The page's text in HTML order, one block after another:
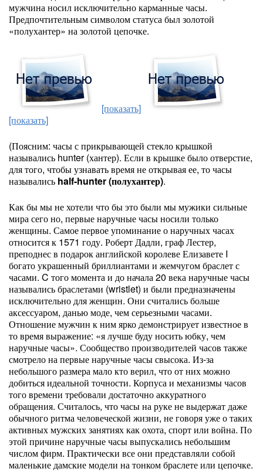
мужчина носил исключительно карманные часы.
Предпочтительным символом статуса был золотой
«полухантер» на золотой цепочке.
[показать]
[показать]
(Поясним: часы с прикрывающей стекло крышкой
назывались hunter (хантер). Если в крышке было отверстие,
для того, чтобы узнавать время не открывая ее, то часы
назывались half-hunter (полухантер).
Как бы мы не хотели что бы это были мы мужики сильные
мира сего но, первые наручные часы носили только
женщины. Самое первое упоминание о наручных часах
относится к 1571 году. Роберт Дадли, граф Лестер,
преподнес в подарок английской королеве Елизавете I
богато украшенный бриллиантами и жемчугом браслет с
часами. C того момента и до начала 20 века наручные часы
назывались браслетами (wristlet) и были предназначены
исключительно для женщин. Они считались больше
аксессуаром, данью моде, чем серьезными часами.
Отношение мужчин к ним ярко демонстрирует известное в
то время выражение: «я лучше буду носить юбку, чем
наручные часы». Сообщество производителей часов также
смотрело на первые наручные часы свысока. Из-за
небольшого размера мало кто верил, что от них можно
добиться идеальной точности. Корпуса и механизмы часов
того времени требовали достаточно аккуратного
обращения. Считалось, что часы на руке не выдержат даже
обычного ритма человеческой жизни, не говоря уже о таких
активных мужских занятиях как охота, спорт или война. По
этой причине наручные часы выпускались небольшим
числом фирм. Практически все они представляли собой
маленькие дамские модели на тонком браслете или цепочке.